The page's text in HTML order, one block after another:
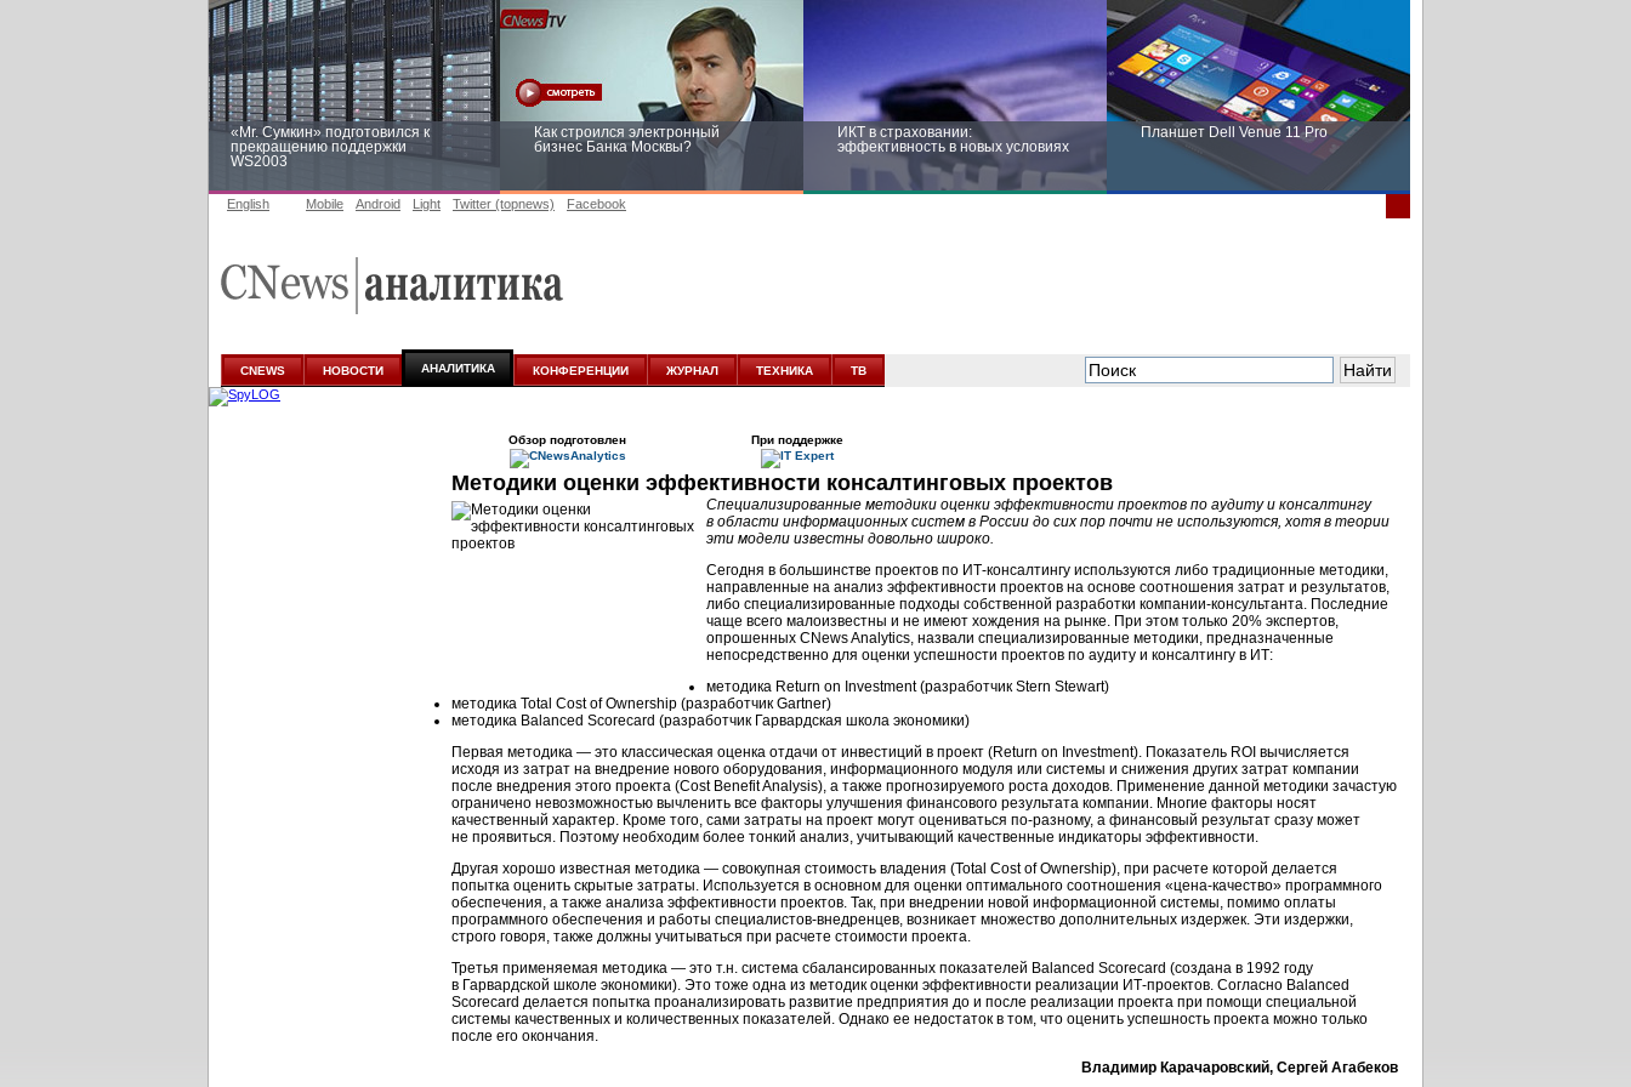
«Mr. Сумкин» подготовился к
прекращению поддержки
WS2003
Как строился электронный
бизнес Банка Москвы?
ИКТ в страховании:
эффективность в новых условиях
Планшет Dell Venue 11 Pro
аналитике
новых условиях
English Mobile Android Light Twitter (topnews) Facebook
CNEWS НОВОСТИ АНАЛИТИКА КОНФЕРЕНЦИИ ЖУРНАЛ ТЕХНИКА ТВ
Обзор подготовлен При поддержке
Методики оценки эффективности консалтинговых проектов
Специализированные методики оценки эффективности проектов по аудиту и консалтингу
в области информационных систем в России до сих пор почти не используются, хотя в теории
эти модели известны довольно широко.
Сегодня в большинстве проектов по ИТ-консалтингу используются либо традиционные методики,
направленные на анализ эффективности проектов на основе соотношения затрат и результатов,
либо специализированные подходы собственной разработки компании-консультанта. Последние
чаще всего малоизвестны и не имеют хождения на рынке. При этом только 20% экспертов,
опрошенных CNews Analytics, назвали специализированные методики, предназначенные
непосредственно для оценки успешности проектов по аудиту и консалтингу в ИТ:
методика Return on Investment (разработчик Stern Stewart)
методика Total Cost of Ownership (разработчик Gartner)
методика Balanced Scorecard (разработчик Гарвардская школа экономики)
Первая методика — это классическая оценка отдачи от инвестиций в проект (Return on Investment). Показатель ROI вычисляется
исходя из затрат на внедрение нового оборудования, информационного модуля или системы и снижения других затрат компании
после внедрения этого проекта (Cost Benefit Analysis), а также прогнозируемого роста доходов. Применение данной методики зачастую
ограничено невозможностью вычленить все факторы улучшения финансового результата компании. Многие факторы носят
качественный характер. Кроме того, сами затраты на проект могут оцениваться по-разному, а финансовый результат сразу может
не проявиться. Поэтому необходим более тонкий анализ, учитывающий качественные индикаторы эффективности.
Другая хорошо известная методика — совокупная стоимость владения (Total Cost of Ownership), при расчете которой делается
попытка оценить скрытые затраты. Используется в основном для оценки оптимального соотношения «цена-качество» программного
обеспечения, а также анализа эффективности проектов. Так, при внедрении новой информационной системы, помимо оплаты
программного обеспечения и работы специалистов-внедренцев, возникает множество дополнительных издержек. Эти издержки,
строго говоря, также должны учитываться при расчете стоимости проекта.
Третья применяемая методика — это т.н. система сбалансированных показателей Balanced Scorecard (создана в 1992 году
в Гарвардской школе экономики). Это тоже одна из методик оценки эффективности реализации ИТ-проектов. Согласно Balanced
Scorecard делается попытка проанализировать развитие предприятия до и после реализации проекта при помощи специальной
системы качественных и количественных показателей. Однако ее недостаток в том, что оценить успешность проекта можно только
после его окончания.
Владимир Карачаровский, Сергей Агабеков